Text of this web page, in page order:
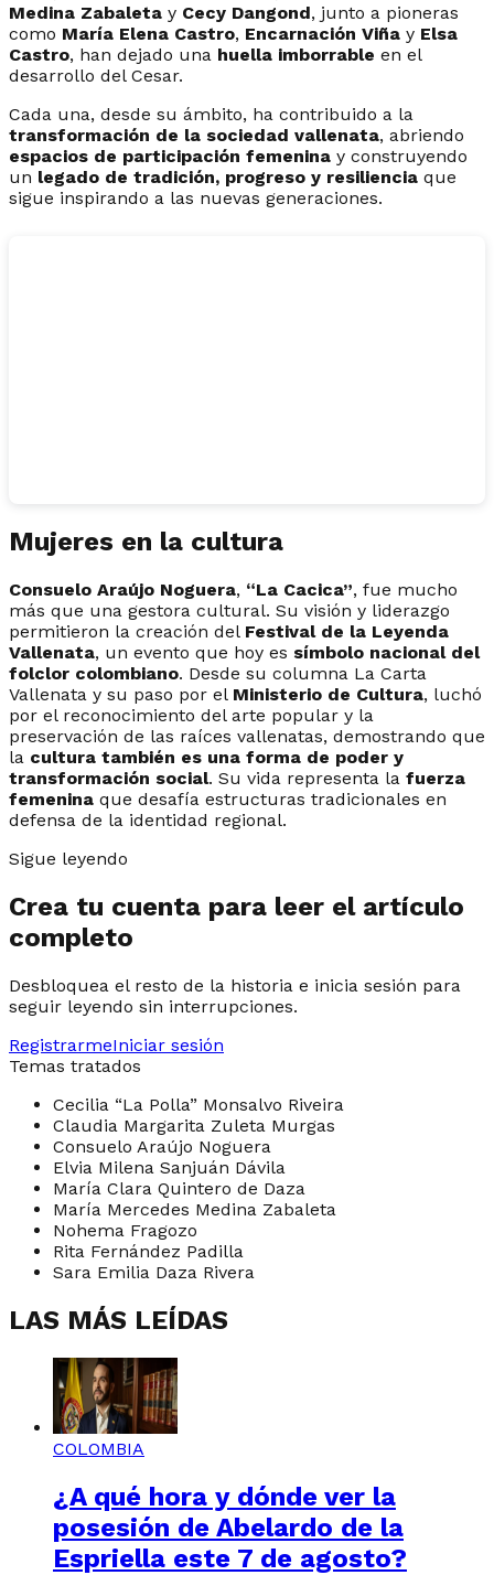
Medina Zabaleta y Cecy Dangond, junto a pioneras
como María Elena Castro, Encarnación Viña y Elsa
Castro, han dejado una huella imborrable en el
desarrollo del Cesar.
Cada una, desde su ámbito, ha contribuido a la
transformación de la sociedad vallenata, abriendo
espacios de participación femenina y construyendo
un legado de tradición, progreso y resiliencia que
sigue inspirando a las nuevas generaciones.
Mujeres en la cultura
Consuelo Araújo Noguera, “La Cacica”, fue mucho
más que una gestora cultural. Su visión y liderazgo
permitieron la creación del Festival de la Leyenda
Vallenata, un evento que hoy es símbolo nacional del
folclor colombiano. Desde su columna La Carta
Vallenata y su paso por el Ministerio de Cultura, luchó
por el reconocimiento del arte popular y la
preservación de las raíces vallenatas, demostrando que
la cultura también es una forma de poder y
transformación social. Su vida representa la fuerza
femenina que desafía estructuras tradicionales en
defensa de la identidad regional.
Sigue leyendo
Crea tu cuenta para leer el artículo
completo
Desbloquea el resto de la historia e inicia sesión para
seguir leyendo sin interrupciones.
RegistrarmeIniciar sesión
Temas tratados
Cecilia “La Polla” Monsalvo Riveira
Claudia Margarita Zuleta Murgas
Consuelo Araújo Noguera
Elvia Milena Sanjuán Dávila
María Clara Quintero de Daza
María Mercedes Medina Zabaleta
Nohema Fragozo
Rita Fernández Padilla
Sara Emilia Daza Rivera
LAS MÁS LEÍDAS
COLOMBIA
¿A qué hora y dónde ver la
posesión de Abelardo de la
Espriella este 7 de agosto?